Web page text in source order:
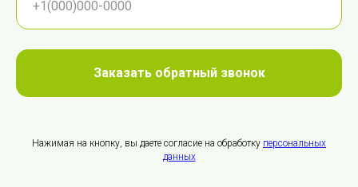
Заказать обратный звонок
Нажимая на кнопку, вы даете согласие на обработку персональных
данных